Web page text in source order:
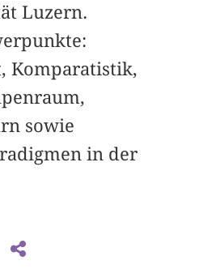
Luzern.
Komparatistik,
sowie
in der